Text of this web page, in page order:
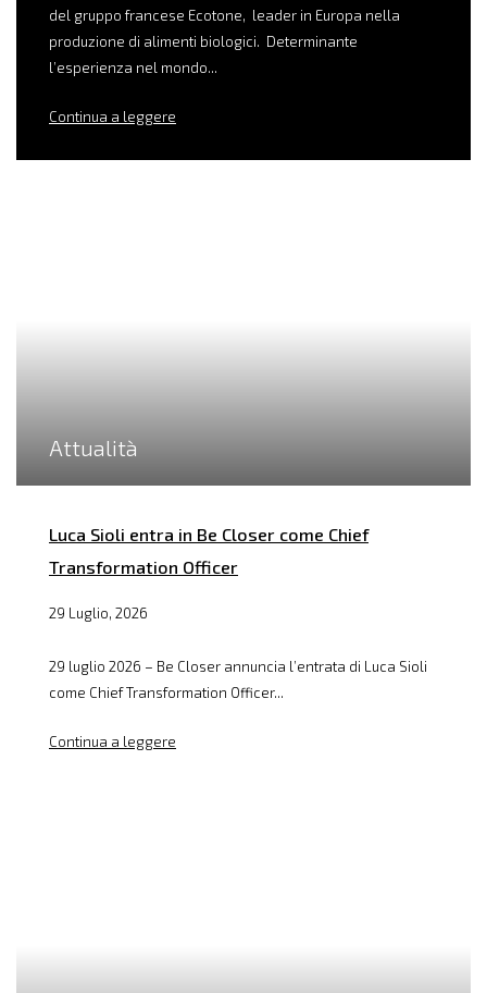
del gruppo francese Ecotone, leader in Europa nella
produzione di alimenti biologici. Determinante
l’esperienza nel mondo...
Continua a leggere
Attualità
Luca Sioli entra in Be Closer come Chief
Transformation Officer
29 Luglio, 2026
29 luglio 2026 – Be Closer annuncia l’entrata di Luca Sioli
come Chief Transformation Officer...
Continua a leggere